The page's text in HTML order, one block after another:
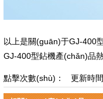
以上是關(guān)于GJ-400型
GJ-400型鉆機產(chǎn)品
點擊次數(shù)： 更新時